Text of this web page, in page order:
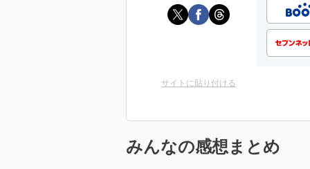
サイトに貼り付ける
みんなの感想まとめ